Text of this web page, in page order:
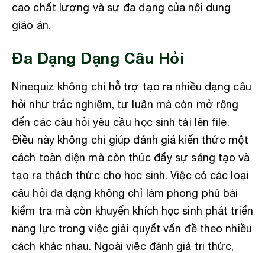
cao chất lượng và sự đa dạng của nội dung
giáo án.
Đa Dạng Dạng Câu Hỏi
Ninequiz không chỉ hỗ trợ tạo ra nhiều dạng câu
hỏi như trắc nghiệm, tự luận mà còn mở rộng
đến các câu hỏi yêu cầu học sinh tải lên file.
Điều này không chỉ giúp đánh giá kiến thức một
cách toàn diện mà còn thúc đẩy sự sáng tạo và
tạo ra thách thức cho học sinh. Việc có các loại
câu hỏi đa dạng không chỉ làm phong phú bài
kiểm tra mà còn khuyến khích học sinh phát triển
năng lực trong việc giải quyết vấn đề theo nhiều
cách khác nhau. Ngoài việc đánh giá tri thức,